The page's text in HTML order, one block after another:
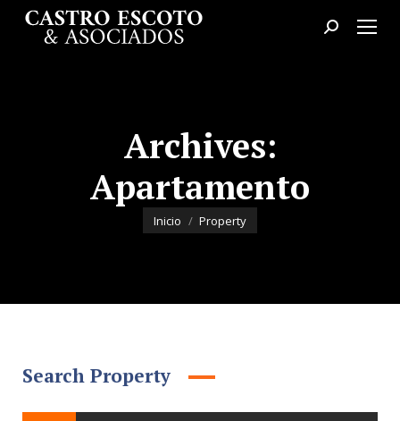
Buscar:
Archives:
Apartamento
Estás aquí:
Inicio Property
Search Property